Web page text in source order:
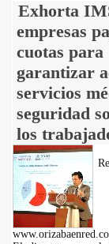
Exhorta
empresas
cuotas para
garantizar
servicios
seguridad
los